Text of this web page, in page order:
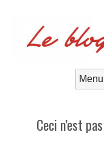
Ceci n’est